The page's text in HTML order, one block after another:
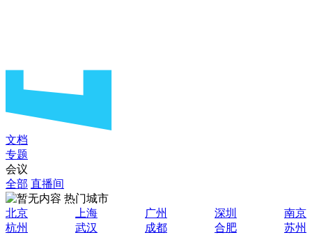
文档
专题
会议
全部 直播间
热门城市
北京
上海 广州 深圳
南京
杭州
武汉 成都 合肥
苏州